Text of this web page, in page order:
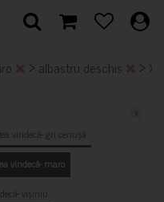
> albastru deschis > XS
vindecă- gri cenușă
vindecă- maro
vișiniu